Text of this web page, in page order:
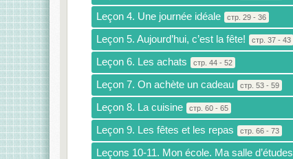
Leçon 4. Une journée idéale стр. 29 - 36
Leçon 5. Aujourd’hui, c’est la fête! стр. 37 - 43
Leçon 6. Les achats стр. 44 - 52
Leçon 7. On achète un cadeau стр. 53 - 59
Leçon 8. La cuisine стр. 60 - 65
Leçon 9. Les fêtes et les repas стр. 66 - 73
Leçons 10-11. Mon école. Ma salle d’études